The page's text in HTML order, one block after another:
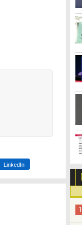
LinkedIn